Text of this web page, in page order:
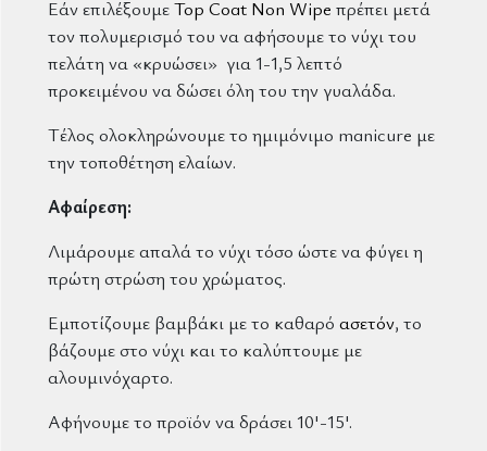
Εάν επιλέξουμεTop Coat Non Wipe πρέπει μετά
τον πολυμερισμό του να αφήσουμε το νύχι του
πελάτη να «κρυώσει» για 1-1,5 λεπτό
προκειμένου να δώσει όλη του την γυαλάδα.
Τέλος ολοκληρώνουμε το ημιμόνιμο manicure με
την τοποθέτηση ελαίων.
Αφαίρεση:
Λιμάρουμε απαλά το νύχι τόσο ώστε να φύγει η
πρώτη στρώση του χρώματος.
Εμποτίζουμε βαμβάκι με το καθαρό ασετόν, το
βάζουμε στο νύχι και το καλύπτουμε με
αλουμινόχαρτο.
Αφήνουμε το προϊόν να δράσει 10'-15'.